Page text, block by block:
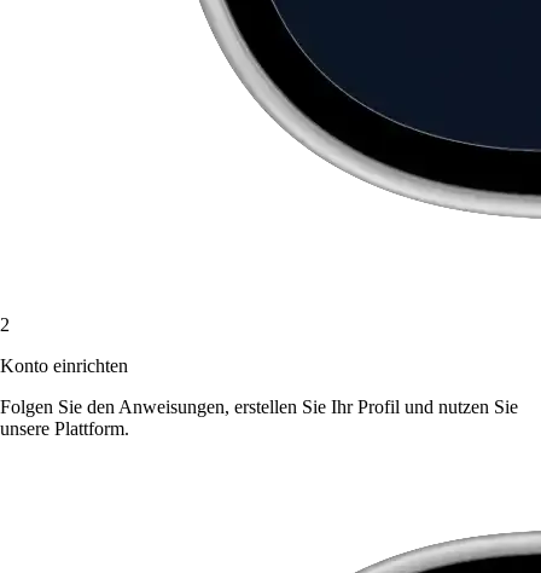
2
Konto einrichten
Folgen Sie den Anweisungen, erstellen Sie Ihr Profil und nutzen Sie
unsere Plattform.